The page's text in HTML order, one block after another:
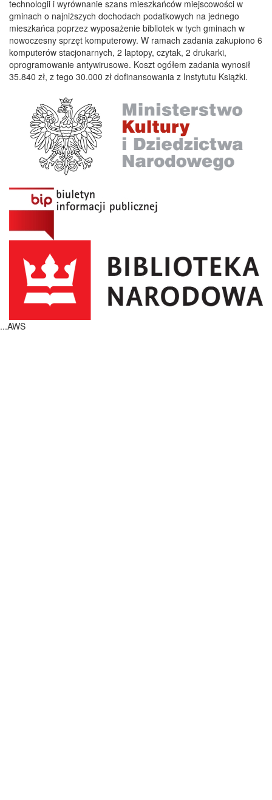
technologii i wyrównanie szans mieszkańców miejscowości w
gminach o najniższych dochodach podatkowych na jednego
mieszkańca poprzez wyposażenie bibliotek w tych gminach w
nowoczesny sprzęt komputerowy. W ramach zadania zakupiono 6
komputerów stacjonarnych, 2 laptopy, czytak, 2 drukarki,
oprogramowanie antywirusowe. Koszt ogółem zadania wynosił
35.840 zł, z tego 30.000 zł dofinansowania z Instytutu Książki.
...AWS